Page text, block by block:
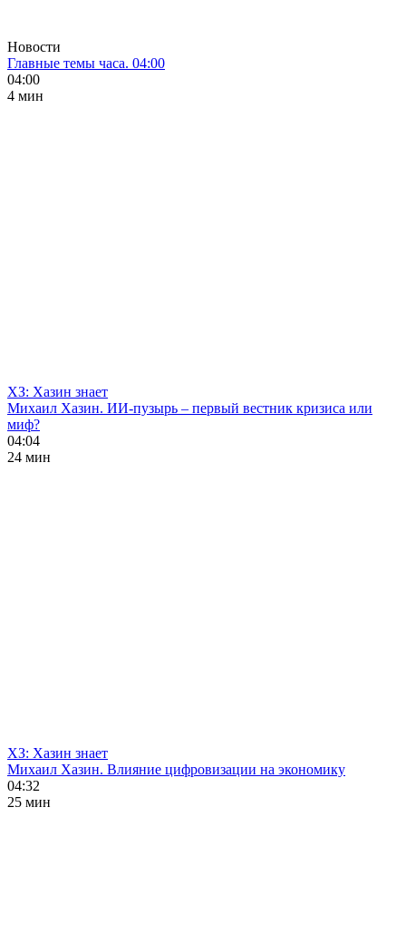
Новости
Главные темы часа. 04:00
04:00
4 мин
ХЗ: Хазин знает
Михаил Хазин. ИИ-пузырь – первый вестник кризиса или
миф?
04:04
24 мин
ХЗ: Хазин знает
Михаил Хазин. Влияние цифровизации на экономику
04:32
25 мин